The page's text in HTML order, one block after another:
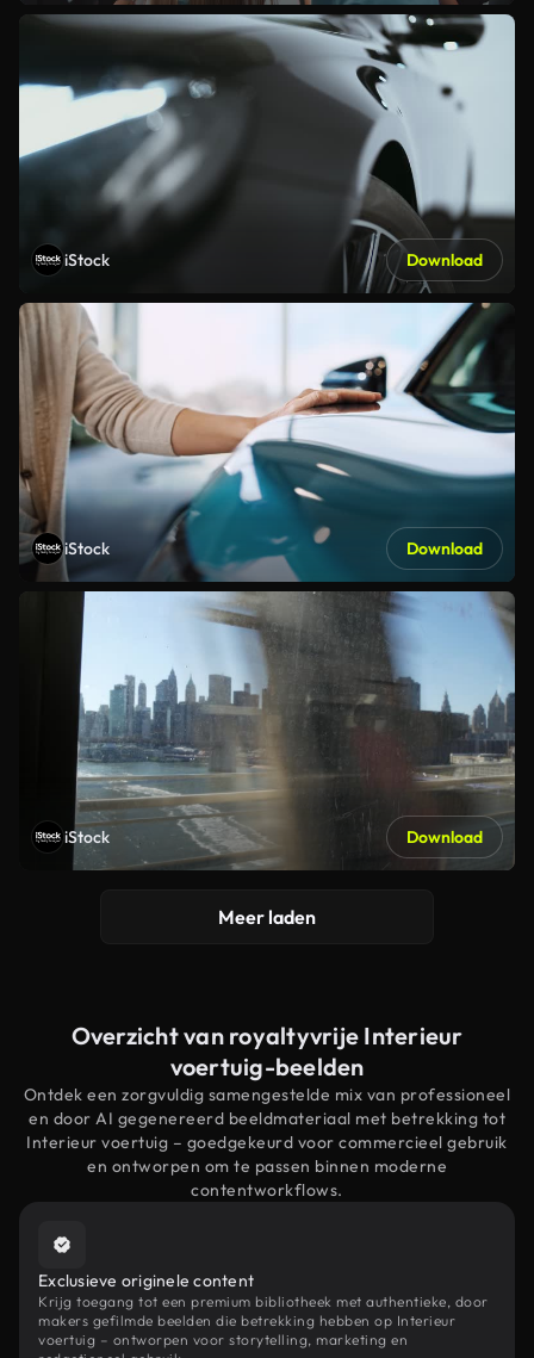
iStock Download
iStock Download
iStock Download
Meer laden
Overzicht van royaltyvrije Interieur
voertuig-beelden
Ontdek een zorgvuldig samengestelde mix van professioneel
en door AI gegenereerd beeldmateriaal met betrekking tot
Interieur voertuig – goedgekeurd voor commercieel gebruik
en ontworpen om te passen binnen moderne
contentworkflows.
Exclusieve originele content
Krijg toegang tot een premium bibliotheek met authentieke, door
makers gefilmde beelden die betrekking hebben op Interieur
voertuig – ontworpen voor storytelling, marketing en